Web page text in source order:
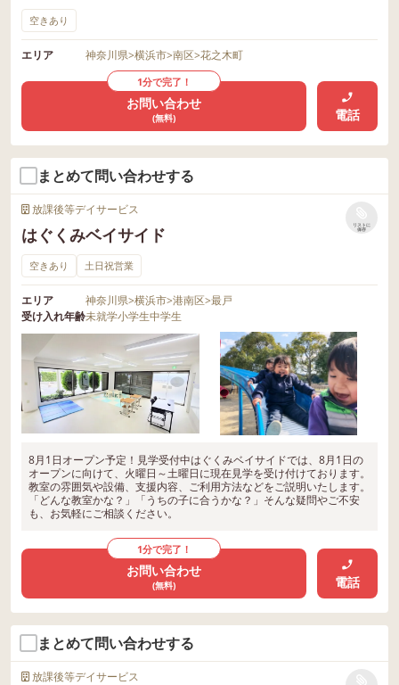
空きあり
エリア 神奈川県>横浜市>南区>花之木町
1分で完了！
お問い合わせ
(無料) 電話
まとめて問い合わせする
放課後等デイサービス
はぐくみベイサイド
リストに
保存
空きあり 土日祝営業
エリア 神奈川県>横浜市>港南区>最戸
受け入れ年齢未就学小学生中学生
8月1日オープン予定！見学受付中はぐくみベイサイドでは、8月1日の
オープンに向けて、火曜日～土曜日に現在見学を受け付けております。
教室の雰囲気や設備、支援内容、ご利用方法などをご説明いたします。
「どんな教室かな？」「うちの子に合うかな？」そんな疑問やご不安
も、お気軽にご相談ください。
1分で完了！
お問い合わせ
(無料) 電話
まとめて問い合わせする
放課後等デイサービス